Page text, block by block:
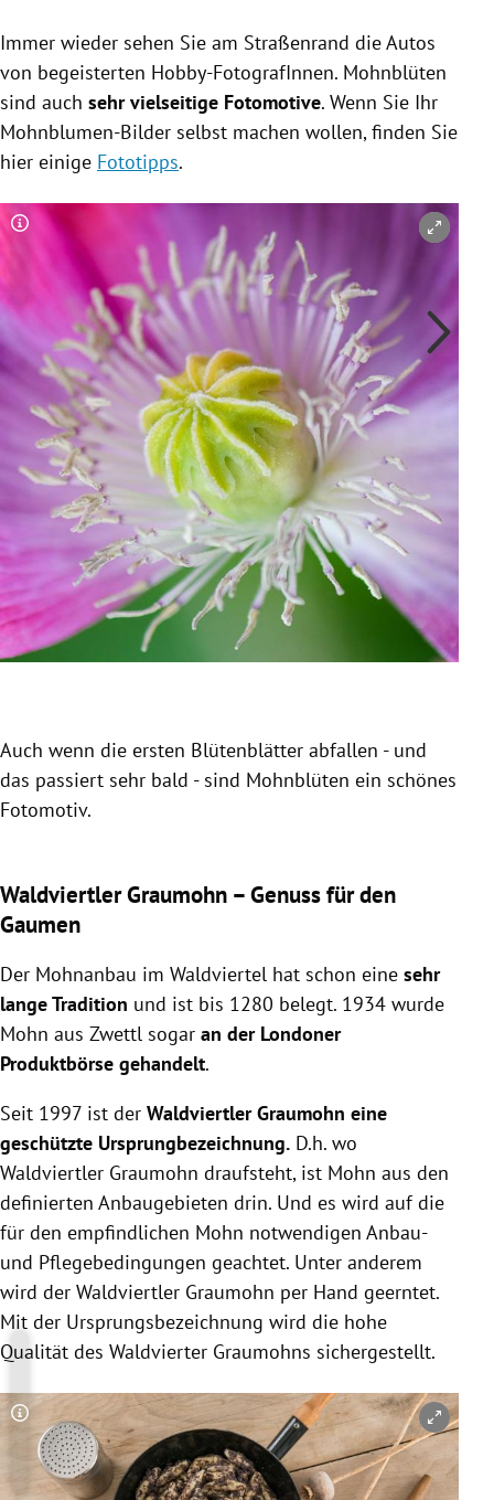
Immer wieder sehen Sie am Straßenrand die Autos
von begeisterten Hobby-FotografInnen. Mohnblüten
sind auch sehr vielseitige Fotomotive. Wenn Sie Ihr
Mohnblumen-Bilder selbst machen wollen, finden Sie
hier einige Fototipps.
Copyright-Hinweis öffnen/schließen
Auch wenn die ersten Blütenblätter abfallen - und
das passiert sehr bald - sind Mohnblüten ein schönes
Fotomotiv.
Waldviertler Graumohn – Genuss für den
Gaumen
Der Mohnanbau im Waldviertel hat schon eine sehr
lange Tradition und ist bis 1280 belegt. 1934 wurde
Mohn aus Zwettl sogar an der Londoner
Produktbörse gehandelt.
Seit 1997 ist der Waldviertler Graumohn eine
geschützte Ursprungbezeichnung. D.h. wo
Waldviertler Graumohn draufsteht, ist Mohn aus den
definierten Anbaugebieten drin. Und es wird auf die
für den empfindlichen Mohn notwendigen Anbau-
und Pflegebedingungen geachtet. Unter anderem
wird der Waldviertler Graumohn per Hand geerntet.
Mit der Ursprungsbezeichnung wird die hohe
Qualität des Waldvierter Graumohns sichergestellt.
Copyright-Hinweis öffnen/schließen